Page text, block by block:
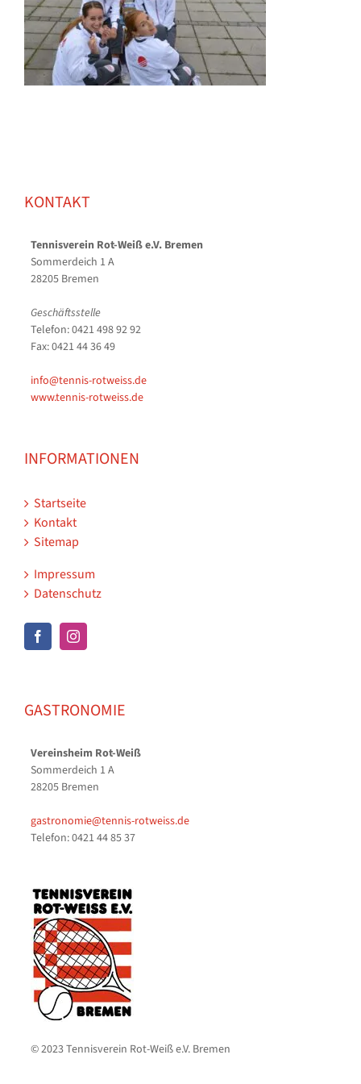
KONTAKT
Tennisverein Rot-Weiß e.V. Bremen
Sommerdeich 1 A
28205 Bremen
Geschäftsstelle
Telefon: 0421 498 92 92
Fax: 0421 44 36 49
info@tennis-rotweiss.de
www.tennis-rotweiss.de
INFORMATIONEN
Startseite
Kontakt
Sitemap
Impressum
Datenschutz
GASTRONOMIE
Vereinsheim Rot-Weiß
Sommerdeich 1 A
28205 Bremen
gastronomie@tennis-rotweiss.de
Telefon: 0421 44 85 37
© 2023 Tennisverein Rot-Weiß e.V. Bremen